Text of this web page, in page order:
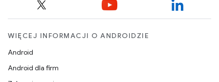
WIĘCEJ INFORMACJI O ANDROIDZIE
Android
Android dla firm